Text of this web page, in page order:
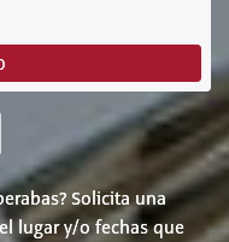
Solicita una
lugar y/o fechas que